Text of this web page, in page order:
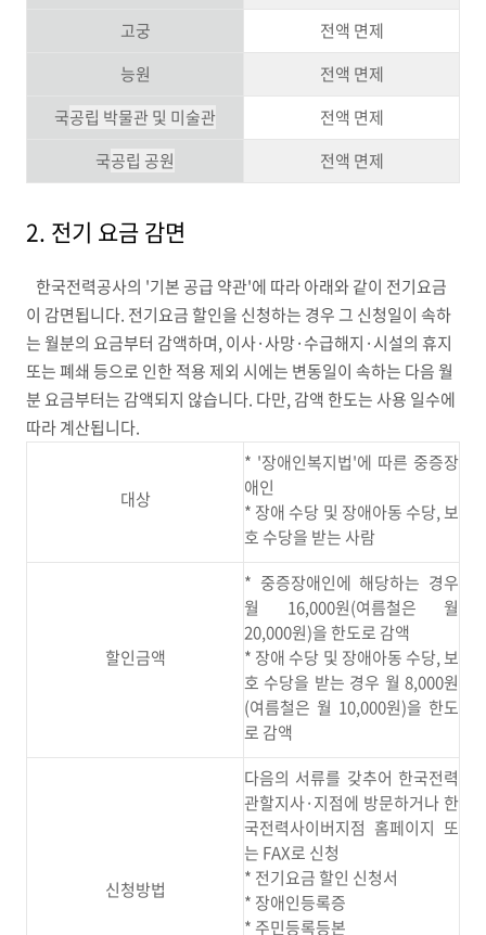
고궁
전액 면제
능원
전액 면제
국공립 박물관 및 미술관
전액 면제
국공립 공원 전액 면제
2. 전기 요금 감면
한국전력공사의 '기본 공급 약관'에 따라 아래와 같이 전기요금
이 감면됩니다. 전기요금 할인을 신청하는 경우 그 신청일이 속하
는 월분의 요금부터 감액하며, 이사·사망·수급해지·시설의 휴지
또는 폐쇄 등으로 인한 적용 제외 시에는 변동일이 속하는 다음 월
분 요금부터는 감액되지 않습니다. 다만, 감액 한도는 사용 일수에
따라 계산됩니다.
대상
* '장애인복지법'에 따른 중증장
애인
* 장애 수당 및 장애아동 수당, 보
호 수당을 받는 사람
할인금액
* 중증장애인에 해당하는 경우
월 16,000원(여름철은 월
20,000원)을 한도로 감액
* 장애 수당 및 장애아동 수당, 보
호 수당을 받는 경우 월 8,000원
(여름철은 월 10,000원)을 한도
로 감액
신청방법
다음의 서류를 갖추어 한국전력
관할지사·지점에 방문하거나 한
국전력사이버지점 홈페이지 또
는 FAX로 신청
* 전기요금 할인 신청서
* 장애인등록증
* 주민등록등본